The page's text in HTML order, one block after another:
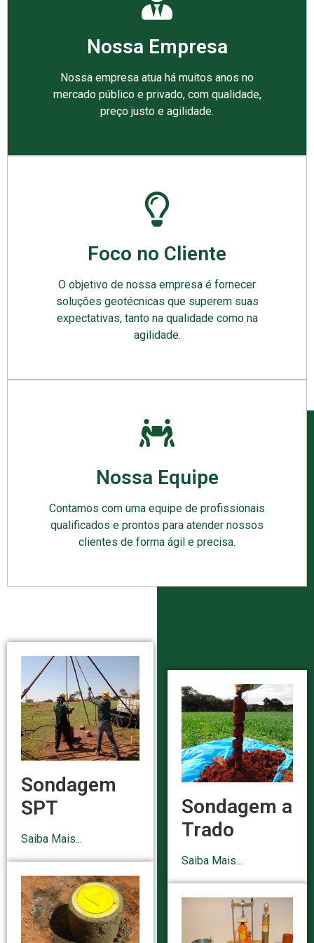
Nossa Empresa
Nossa empresa atua há muitos anos no
mercado público e privado, com qualidade,
preço justo e agilidade.
Foco no Cliente
O objetivo de nossa empresa é fornecer
soluções geotécnicas que superem suas
expectativas, tanto na qualidade como na
agilidade.
Nossa Equipe
Contamos com uma equipe de profissionais
qualificados e prontos para atender nossos
clientes de forma ágil e precisa.
Sondagem
SPT
Saiba Mais...
Sondagem a
Trado
Saiba Mais...